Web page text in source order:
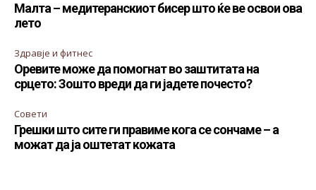
Малта – медитеранскиот бисер што ќе ве освои ова
лето
Здравје и фитнес
Оревите може да помогнат во заштитата на
срцето: Зошто вреди да ги јадете почесто?
Совети
Грешки што сите ги правиме кога се сончаме – а
можат да ја оштетат кожата